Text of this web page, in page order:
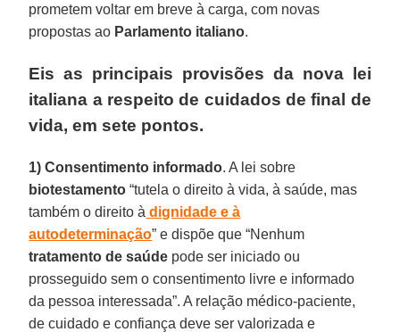
prometem voltar em breve à carga, com novas
propostas ao Parlamento italiano.
Eis as principais provisões da nova lei
italiana a respeito de cuidados de final de
vida, em sete pontos.
1) Consentimento informado. A lei sobre
biotestamento “tutela o direito à vida, à saúde, mas
também o direito à dignidade e à
autodeterminação” e dispõe que “Nenhum
tratamento de saúde pode ser iniciado ou
prosseguido sem o consentimento livre e informado
da pessoa interessada”. A relação médico-paciente,
de cuidado e confiança deve ser valorizada e